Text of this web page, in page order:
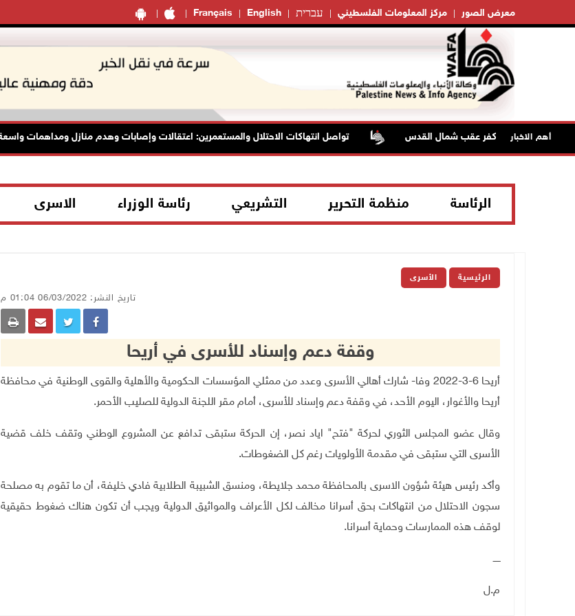
Français English עברית مركز المعلومات الفلسطيني معرض الصور
أهم الاخبار تواصل انتهاكات الاحتلال والمستعمرين: اعتقالات وإصابات وهدم منازل ومداهمات واسعة
الرئاسة منظمة التحرير التشريعي رئاسة الوزراء الاسرى
الرئيسية الأسرى
تاريخ النشر: 06/03/2022 01:04 م
وقفة دعم وإسناد للأسرى في أريحا
أريحا 6-3-2022 وفا- شارك أهالي الأسرى وعدد من ممثلي المؤسسات الحكومية والأهلية والقوى الوطنية في محافظة
أريحا والأغوار، اليوم الأحد، في وقفة دعم وإسناد للأسرى، أمام مقر اللجنة الدولية للصليب الأحمر.
وقال عضو المجلس الثوري لحركة "فتح" اياد نصر، إن الحركة ستبقى تدافع عن المشروع الوطني وتقف خلف قضية
الأسرى التي ستبقى في مقدمة الأولويات رغم كل الضغوطات.
وأكد رئيس هيئة شؤون الاسرى بالمحافظة محمد جلايطة، ومنسق الشبيبة الطلابية فادي خليفة، أن ما تقوم به مصلحة
سجون الاحتلال من انتهاكات بحق أسرانا مخالف لكل الأعراف والمواثيق الدولية ويجب أن تكون هناك ضغوط حقيقية
لوقف هذه الممارسات وحماية أسرانا.
ـــــ
م.ل